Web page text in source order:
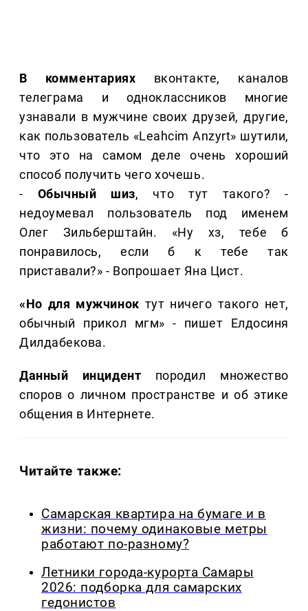
В комментариях вконтакте, каналов
телеграма и одноклассников многие
узнавали в мужчине своих друзей, другие,
как пользователь «Leahcim Anzyrt» шутили,
что это на самом деле очень хороший
способ получить чего хочешь.
- Обычный шиз, что тут такого? -
недоумевал пользователь под именем
Олег Зильберштайн. «Ну хз, тебе б
понравилось, если б к тебе так
приставали?» - Вопрошает Яна Цист.
«Но для мужчинок тут ничего такого нет,
обычный прикол мгм» - пишет Елдосиня
Дилдабекова.
Данный инцидент породил множество
споров о личном пространстве и об этике
общения в Интернете.
Читайте также:
Самарская квартира на бумаге и в
жизни: почему одинаковые метры
работают по-разному?
Летники города-курорта Самары
2026: подборка для самарских
гедонистов